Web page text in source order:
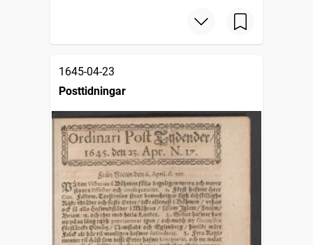
1645-04-23
Posttidningar